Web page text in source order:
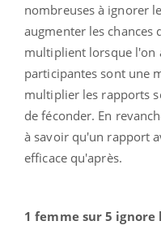
nombreuses à ignorer
augmenter les chances
multiplient lorsque l'on
participantes sont une
multiplier les rapports
de féconder. En
à savoir qu'un rapport
efficace qu'après.
1 femme sur 5